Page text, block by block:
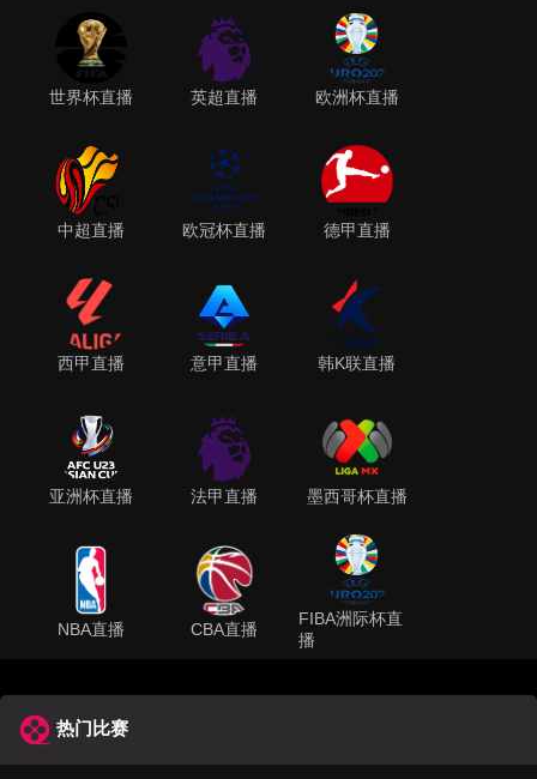
世界杯直播 英超直播 欧洲杯直播
中超直播 欧冠杯直播 德甲直播
西甲直播 意甲直播 韩K联直播
亚洲杯直播 法甲直播 墨西哥杯直播
NBA直播 CBA直播
FIBA洲际杯直
播
热门比赛